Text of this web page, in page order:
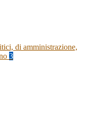
di amministrazione,
3